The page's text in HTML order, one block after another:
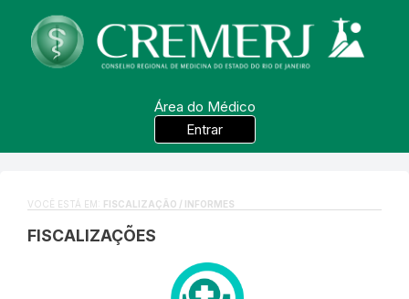
Área do Médico
Entrar
VOCÊ ESTÁ EM: FISCALIZAÇÃO / INFORMES
FISCALIZAÇÕES